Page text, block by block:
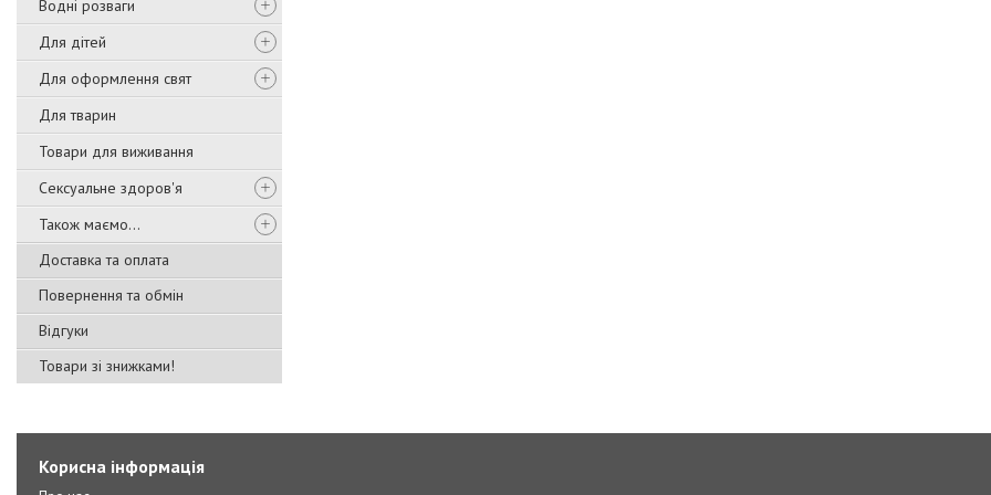
Водні розваги
Для дітей
Для оформлення свят
Для тварин
Товари для виживання
Сексуальне здоров'я
Також маємо...
Доставка та оплата
Повернення та обмін
Відгуки
Товари зі знижками!
Корисна інформація